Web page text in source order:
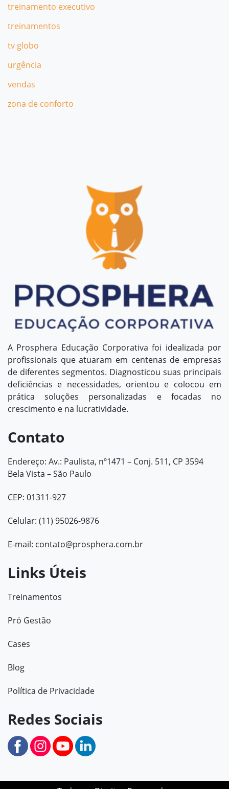
treinamento executivo
treinamentos
tv globo
urgência
vendas
zona de conforto
A Prosphera Educação Corporativa foi idealizada por
profissionais que atuaram em centenas de empresas
de diferentes segmentos. Diagnosticou suas principais
deficiências e necessidades, orientou e colocou em
prática soluções personalizadas e focadas no
crescimento e na lucratividade.
Contato
Endereço: Av.: Paulista, nº1471 – Conj. 511, CP 3594
Bela Vista – São Paulo
CEP: 01311-927
Celular: (11) 95026-9876
E-mail: contato@prosphera.com.br
Links Úteis
Treinamentos
Pró Gestão
Cases
Blog
Política de Privacidade
Redes Sociais